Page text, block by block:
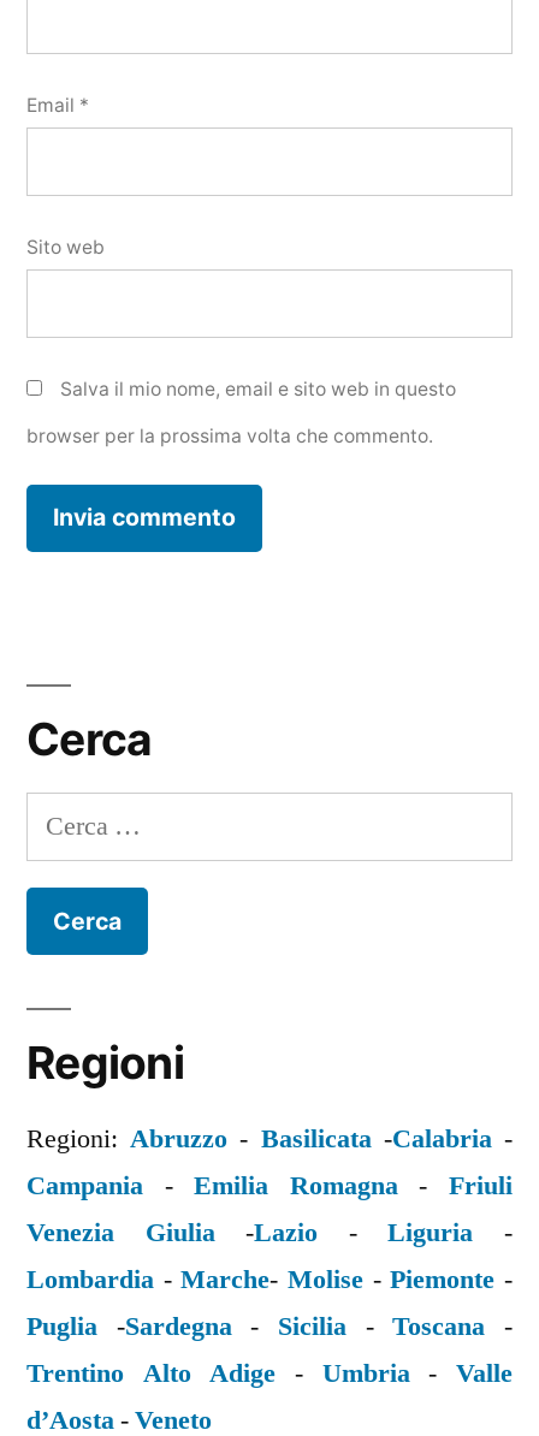
Email *
Sito web
Salva il mio nome, email e sito web in questo
browser per la prossima volta che commento.
Cerca
Ricerca
per:
Regioni
Regioni:Abruzzo - Basilicata-Calabria-
Campania -Emilia Romagna-Friuli
Venezia Giulia-Lazio -Liguria -
Lombardia -Marche-Molise -Piemonte -
Puglia -Sardegna- Sicilia -Toscana -
Trentino Alto Adige - Umbria-Valle
d’Aosta-Veneto